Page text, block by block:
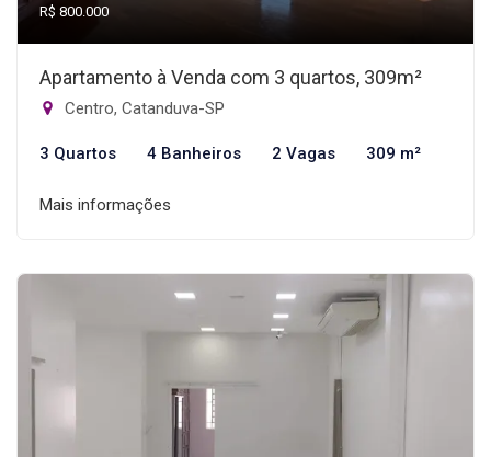
R$ 800.000
Apartamento à Venda com 3 quartos, 309m²
Centro, Catanduva-SP
3 Quartos 4 Banheiros 2 Vagas 309 m²
Mais informações